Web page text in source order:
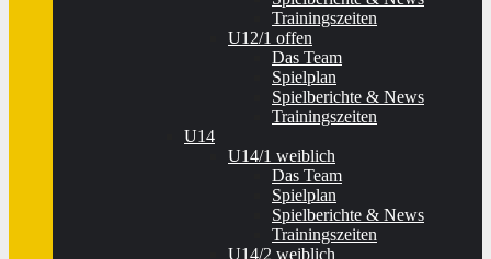
Trainingszeiten
U12/1 offen
Das Team
Spielplan
Spielberichte & News
Trainingszeiten
U14
U14/1 weiblich
Das Team
Spielplan
Spielberichte & News
Trainingszeiten
U14/2 weiblich